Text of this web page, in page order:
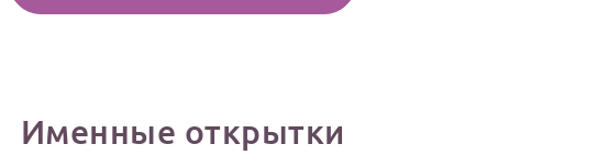
Именные открытки